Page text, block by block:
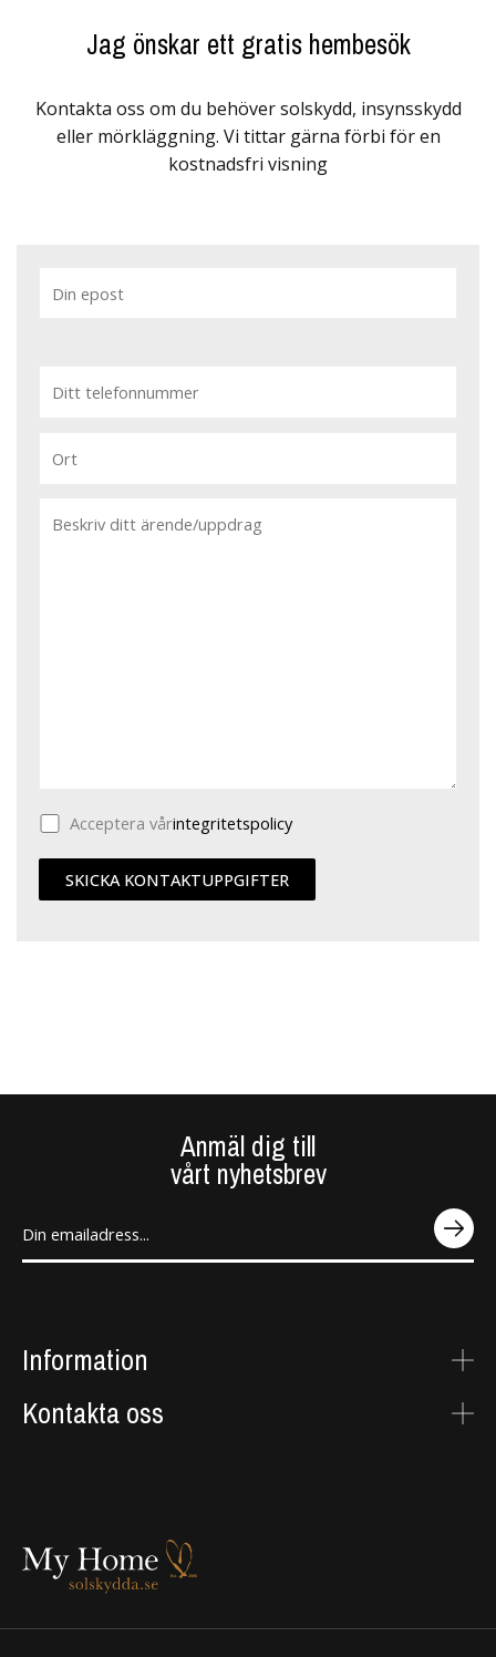
Jag önskar ett gratis hembesök
Kontakta oss om du behöver solskydd, insynsskydd
eller mörkläggning. Vi tittar gärna förbi för en
kostnadsfri visning
Acceptera vårintegritetspolicy
Anmäl dig till
vårt nyhetsbrev
SEN
D
Information
Kontakta oss